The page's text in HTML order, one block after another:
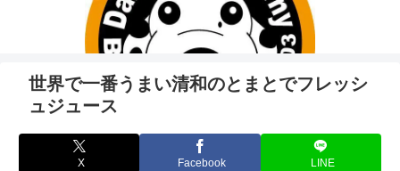
世界で一番うまい清和のとまとでフレッシ
ュジュース
X Facebook LINE